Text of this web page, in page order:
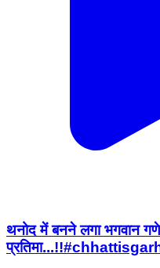
थनोद में बनने लगा भगवान